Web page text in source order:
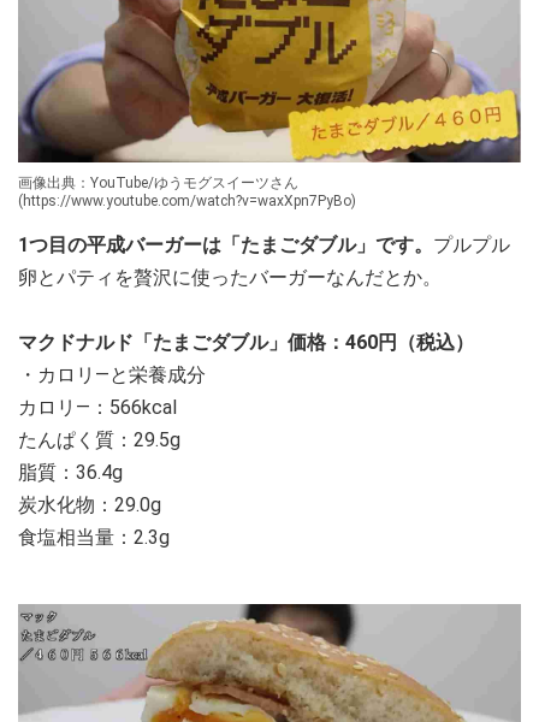
画像出典：YouTube/ゆうモグスイーツさん
(https://www.youtube.com/watch?v=waxXpn7PyBo)
1つ目の平成バーガーは「たまごダブル」です。 プルプル
卵とパティを贅沢に使ったバーガーなんだとか。
マクドナルド「たまごダブル」価格：460円（税込）
・カロリ―と栄養成分
カロリ―：566kcal
たんぱく質：29.5g
脂質：36.4g
炭水化物：29.0g
食塩相当量：2.3g